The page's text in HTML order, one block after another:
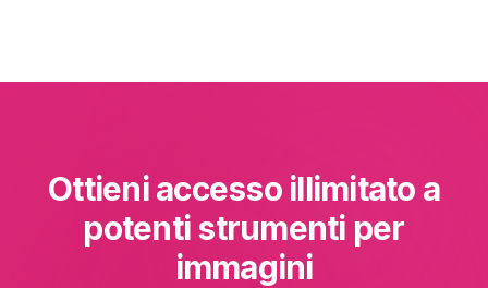
Ottieni accesso illimitato a
potenti strumenti per
immagini